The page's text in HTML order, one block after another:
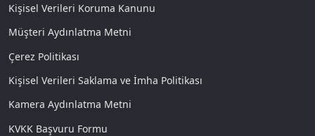
Kişisel Verileri Koruma Kanunu
Müşteri Aydınlatma Metni
Çerez Politikası
Kişisel Verileri Saklama ve İmha Politikası
Kamera Aydınlatma Metni
KVKK Başvuru Formu